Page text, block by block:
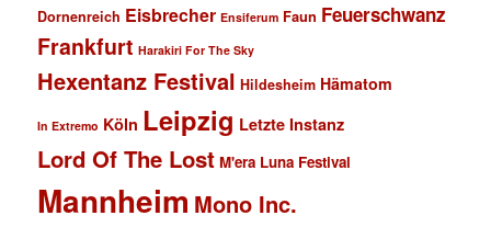
Dornenreich Eisbrecher Ensiferum Faun Feuerschwanz
Frankfurt Harakiri For The Sky
Hexentanz Festival Hildesheim Hämatom
In Extremo Köln Leipzig Letzte Instanz
Lord Of The Lost M'era Luna Festival
Mannheim Mono Inc.